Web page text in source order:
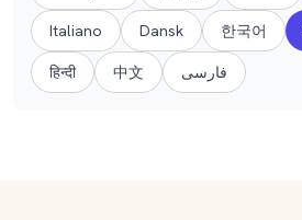
Italiano Dansk 한국어
हिन्दी 中文 فارسی